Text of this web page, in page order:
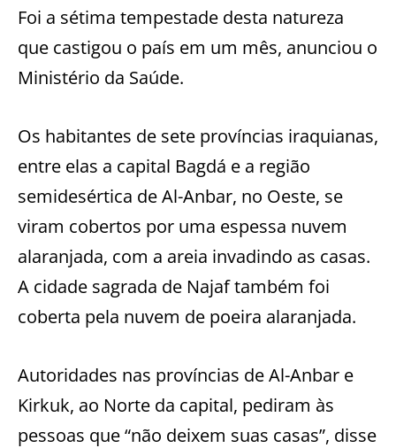
Foi a sétima tempestade desta natureza
que castigou o país em um mês, anunciou o
Ministério da Saúde.
Os habitantes de sete províncias iraquianas,
entre elas a capital Bagdá e a região
semidesértica de Al-Anbar, no Oeste, se
viram cobertos por uma espessa nuvem
alaranjada, com a areia invadindo as casas.
A cidade sagrada de Najaf também foi
coberta pela nuvem de poeira alaranjada.
Autoridades nas províncias de Al-Anbar e
Kirkuk, ao Norte da capital, pediram às
pessoas que “não deixem suas casas”, disse